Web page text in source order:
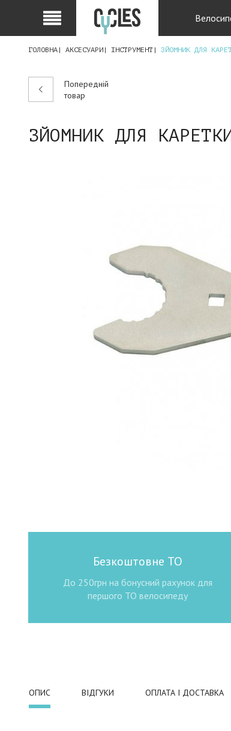
ГОЛОВНА АКСЕСУАРИ ІНСТРУМЕНТ ЗЙОМНИК ДЛЯ
Попередній
товар
ЗЙОМНИК ДЛЯ
Безкоштовне ТО
До 250грн на бонусний рахунок для
першого ТО велосипеду
ОПИС ВІДГУКИ ОПЛАТА І ДОСТАВКА